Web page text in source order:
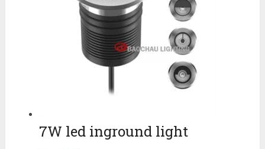
7W led inground light